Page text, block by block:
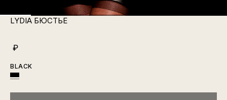
LYDIA БЮСТЬЕ
₽
BLACK